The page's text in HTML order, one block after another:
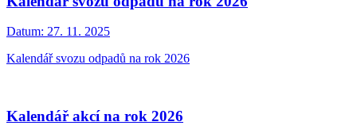
Datum: 27. 11. 2025
Kalendář svozu odpadů na rok 2026
Kalendář akcí na rok 2026